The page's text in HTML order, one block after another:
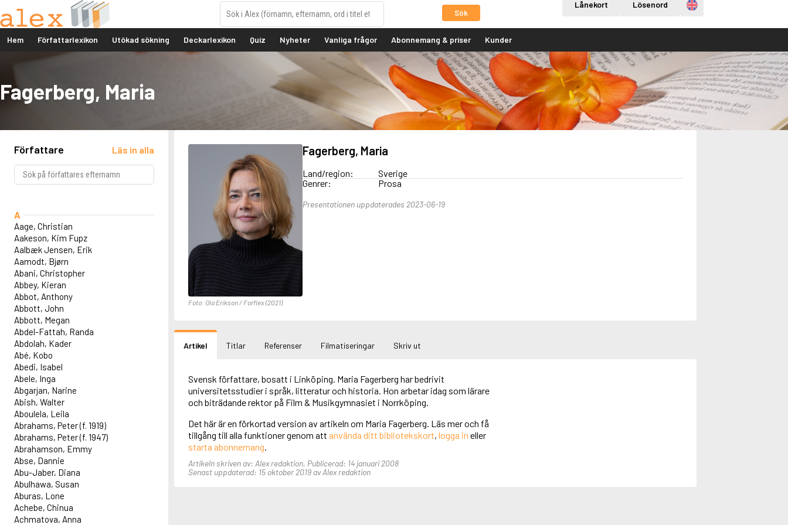
Sök
Lånekort Lösenord Engelska
Hem Författarlexikon Utökad sökning Deckarlexikon Quiz Nyheter Vanliga frågor Abonnemang & priser Kunder
Fagerberg, Maria
Författare Läs in alla
A
Aage, Christian
Aakeson, Kim Fupz
Aalbæk Jensen, Erik
Aamodt, Bjørn
Abani, Christopher
Abbey, Kieran
Abbot, Anthony
Abbott, John
Abbott, Megan
Abdel-Fattah, Randa
Abdolah, Kader
Abé, Kobo
Abedi, Isabel
Abele, Inga
Abgarjan, Narine
Abish, Walter
Aboulela, Leila
Abrahams, Peter (f. 1919)
Abrahams, Peter (f. 1947)
Abrahamson, Emmy
Abse, Dannie
Abu-Jaber, Diana
Abulhawa, Susan
Aburas, Lone
Achebe, Chinua
Achmatova, Anna
Foto: Ola Erikson / Forflex (2021)
Fagerberg, Maria
Land/region:
Sverige
Genrer:
Prosa
Presentationen uppdaterades 2023-06-19
Artikel Titlar Referenser Filmatiseringar Skriv ut
Svensk författare, bosatt i Linköping. Maria Fagerberg har bedrivit
universitetsstudier i språk, litteratur och historia. Hon arbetar idag som lärare
och biträdande rektor på Film & Musikgymnasiet i Norrköping.
Det här är en förkortad version av artikeln om Maria Fagerberg. Läs mer och få
tillgång till alla funktioner genom att använda ditt bibliotekskort, logga in eller
starta abonnemang.
Artikeln skriven av: Alex redaktion. Publicerad: 14 januari 2008
Senast uppdaterad: 15 oktober 2019 av Alex redaktion